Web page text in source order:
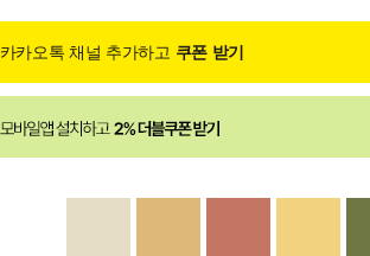
카카오톡 채널 추가하고 쿠폰 받기